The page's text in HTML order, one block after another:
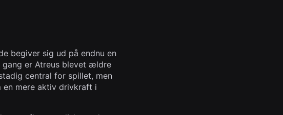
begiver sig ud på endnu en
gang er Atreus blevet ældre
central for spillet, men
en mere aktiv drivkraft i